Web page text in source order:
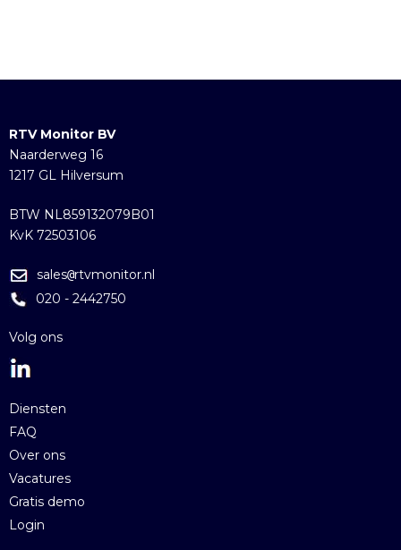
RTV Monitor BV
Naarderweg 16
1217 GL Hilversum
BTW NL859132079B01
KvK 72503106
sales@rtvmonitor.nl
020 - 2442750
Volg ons
Diensten
FAQ
Over ons
Vacatures
Gratis demo
Login